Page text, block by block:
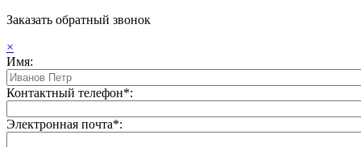
Заказать обратный звонок
×
Имя:
Контактный телефон*:
Электронная почта*: